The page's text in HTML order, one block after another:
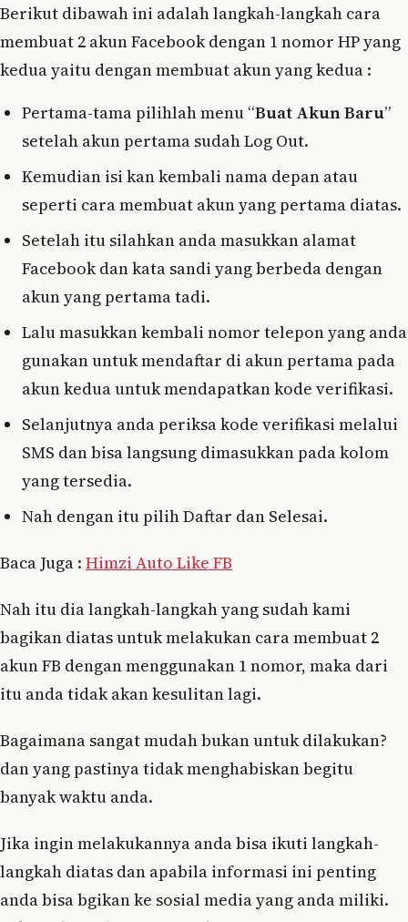
Berikut dibawah ini adalah langkah-langkah cara
membuat 2 akun Facebook dengan 1 nomor HP yang
kedua yaitu dengan membuat akun yang kedua :
Pertama-tama pilihlah menu “Buat Akun Baru”
setelah akun pertama sudah Log Out.
Kemudian isi kan kembali nama depan atau
seperti cara membuat akun yang pertama diatas.
Setelah itu silahkan anda masukkan alamat
Facebook dan kata sandi yang berbeda dengan
akun yang pertama tadi.
Lalu masukkan kembali nomor telepon yang anda
gunakan untuk mendaftar di akun pertama pada
akun kedua untuk mendapatkan kode verifikasi.
Selanjutnya anda periksa kode verifikasi melalui
SMS dan bisa langsung dimasukkan pada kolom
yang tersedia.
Nah dengan itu pilih Daftar dan Selesai.
Baca Juga : Himzi Auto Like FB
Nah itu dia langkah-langkah yang sudah kami
bagikan diatas untuk melakukan cara membuat 2
akun FB dengan menggunakan 1 nomor, maka dari
itu anda tidak akan kesulitan lagi.
Bagaimana sangat mudah bukan untuk dilakukan?
dan yang pastinya tidak menghabiskan begitu
banyak waktu anda.
Jika ingin melakukannya anda bisa ikuti langkah-
langkah diatas dan apabila informasi ini penting
anda bisa bgikan ke sosial media yang anda miliki.